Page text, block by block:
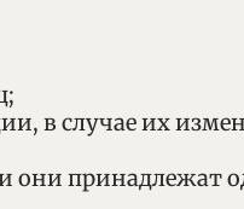
в случае их
они принадлежат